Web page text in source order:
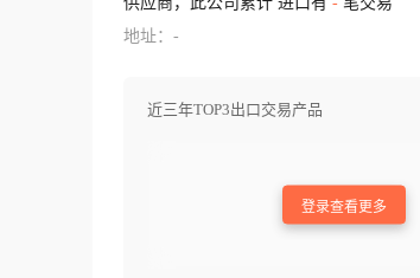
地址：-
近三年TOP3出口交易产品
登录查看更多